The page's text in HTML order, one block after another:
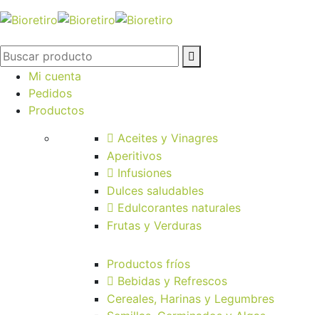
Mi cuenta
Pedidos
Productos
Aceites y Vinagres
Aperitivos
Infusiones
Dulces saludables
Edulcorantes naturales
Frutas y Verduras
Productos fríos
Bebidas y Refrescos
Cereales, Harinas y Legumbres